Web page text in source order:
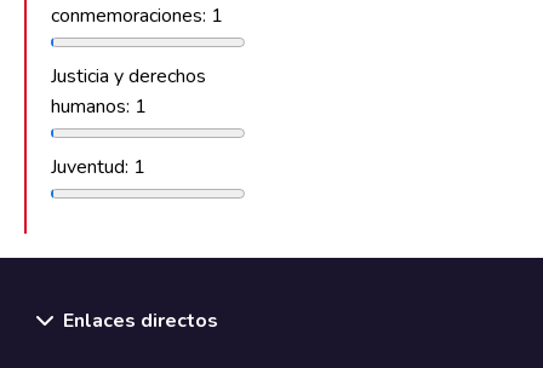
conmemoraciones: 1
Justicia y derechos
humanos: 1
Juventud: 1
Enlaces directos